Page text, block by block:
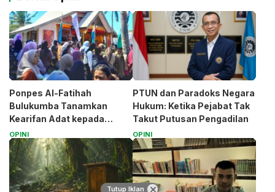
Ponpes Al-Fatihah
Bulukumba Tanamkan
Kearifan Adat kepada
Santri (Bagian 1)
OPINI
PTUN dan Paradoks Negara
Hukum: Ketika Pejabat Tak
Takut Putusan Pengadilan
OPINI
Tutup Iklan